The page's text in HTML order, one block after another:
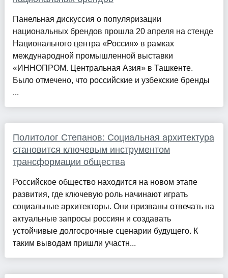
Панельная дискуссия о популяризации
национальных брендов прошла 20 апреля на стенде
Национального центра «Россия» в рамках
международной промышленной выставки
«ИННОПРОМ. Центральная Азия» в Ташкенте.
Было отмечено, что российские и узбекские бренды
...
Политолог Степанов: Социальная архитектура
становится ключевым инструментом
трансформации общества
Российское общество находится на новом этапе
развития, где ключевую роль начинают играть
социальные архитекторы. Они призваны отвечать на
актуальные запросы россиян и создавать
устойчивые долгосрочные сценарии будущего. К
таким выводам пришли участн...